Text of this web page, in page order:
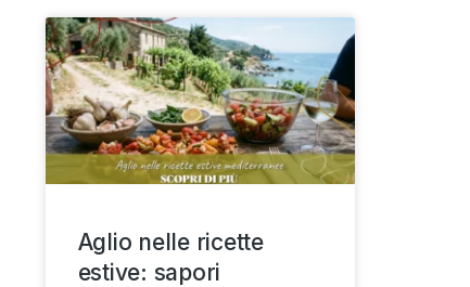
Aglio nelle ricette
estive: sapori